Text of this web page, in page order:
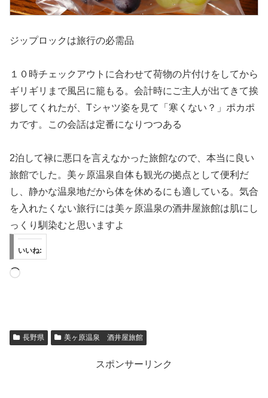
ジップロックは旅行の必需品
１０時チェックアウトに合わせて荷物の片付けをしてから
ギリギリまで風呂に籠もる。会計時にご主人が出てきて挨
拶してくれたが、Tシャツ姿を見て「寒くない？」ポカポ
カです。この会話は定番になりつつある
2泊して禄に悪口を言えなかった旅館なので、本当に良い
旅館でした。美ヶ原温泉自体も観光の拠点として便利だ
し、静かな温泉地だから体を休めるにも適している。気合
を入れたくない旅行には美ヶ原温泉の酒井屋旅館は肌にし
っくり馴染むと思いますよ
いいね:
読
中…
長野県 美ヶ原温泉 酒井屋旅館
スポンサーリンク